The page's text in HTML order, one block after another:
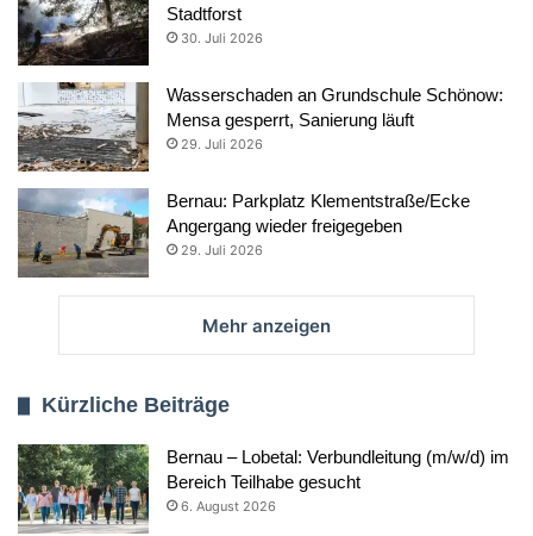
Stadtforst
30. Juli 2026
Wasserschaden an Grundschule Schönow:
Mensa gesperrt, Sanierung läuft
29. Juli 2026
Bernau: Parkplatz Klementstraße/Ecke
Angergang wieder freigegeben
29. Juli 2026
Mehr anzeigen
Kürzliche Beiträge
Bernau – Lobetal: Verbundleitung (m/w/d) im
Bereich Teilhabe gesucht
6. August 2026